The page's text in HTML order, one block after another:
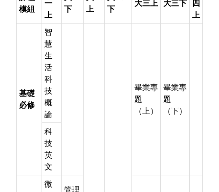
模組
一
上
下
上
下
大三上 大三下 四
上
基礎
必修
智
慧
生
活
科
技
概
論
畢業專
題
（上）
畢業專
題
（下）
科
技
英
文
微
管理